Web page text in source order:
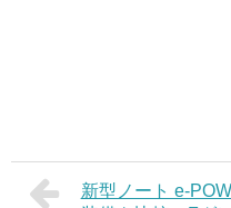
新型ノート e-